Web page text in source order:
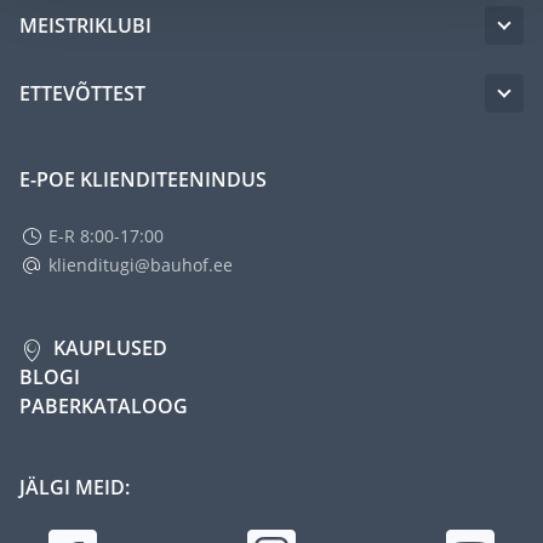
MEISTRIKLUBI
ETTEVÕTTEST
E-POE KLIENDITEENINDUS
E-R 8:00-17:00
klienditugi@bauhof.ee
KAUPLUSED
BLOGI
PABERKATALOOG
JÄLGI MEID: